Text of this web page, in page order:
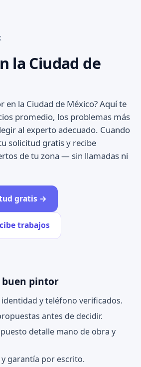
la Ciudad de
en la Ciudad de México? Aquí te
promedio, los problemas más
al experto adecuado. Cuando
solicitud gratis y recibe
de tu zona — sin llamadas ni
gratis →
trabajos
buen pintor
identidad y teléfono verificados.
antes de decidir.
detalle mano de obra y
garantía por escrito.